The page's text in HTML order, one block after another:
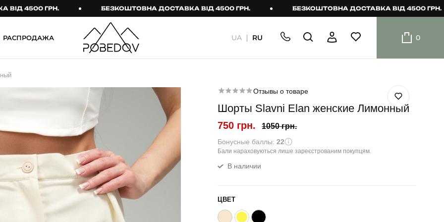
4500 ГРН. БЕЗКОШТОВНА ДОСТАВКА ВІД 4500 ГРН. БЕЗКОШТОВНА ДОСТАВКА ВІД 4500 ГРН.
Спортивні штани
Лосины
Джинсы
КОМПЛЕКТИ
Куртка й штани
Тактичний жіночий
Тактичний чоловічий
Тактичні рукавиці
Тактичні шкарпетки
ТЕРМО-КОМПЛЕКТИ
ФУТБОЛКИ І СОРОЧКИ
шорти
Шорти
РАСПРОДАЖА UA RU 0
Отзывы о товаре
Шорты Slavni Elan женские Лимонный
750 грн. 1050 грн.
Бонусные баллы:22
Бали нараховуються лише зареєстрованим покупцям.
В наличии
ЦВЕТ